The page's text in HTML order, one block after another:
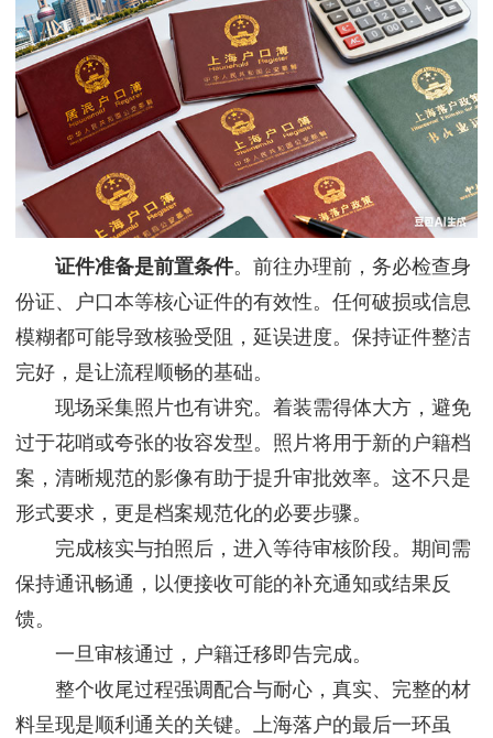
联
系
们
证件准备是前置条件。前往办理前，务必检查身
份证、户口本等核心证件的有效性。任何破损或信息
模糊都可能导致核验受阻，延误进度。保持证件整洁
完好，是让流程顺畅的基础。
现场采集照片也有讲究。着装需得体大方，避免
过于花哨或夸张的妆容发型。照片将用于新的户籍档
案，清晰规范的影像有助于提升审批效率。这不只是
形式要求，更是档案规范化的必要步骤。
完成核实与拍照后，进入等待审核阶段。期间需
保持通讯畅通，以便接收可能的补充通知或结果反
馈。
一旦审核通过，户籍迁移即告完成。
整个收尾过程强调配合与耐心，真实、完整的材
料呈现是顺利通关的关键。上海落户的最后一环虽